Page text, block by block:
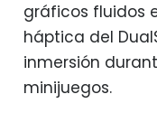
gráficos fluidos
háptica del
inmersión
minijuegos.